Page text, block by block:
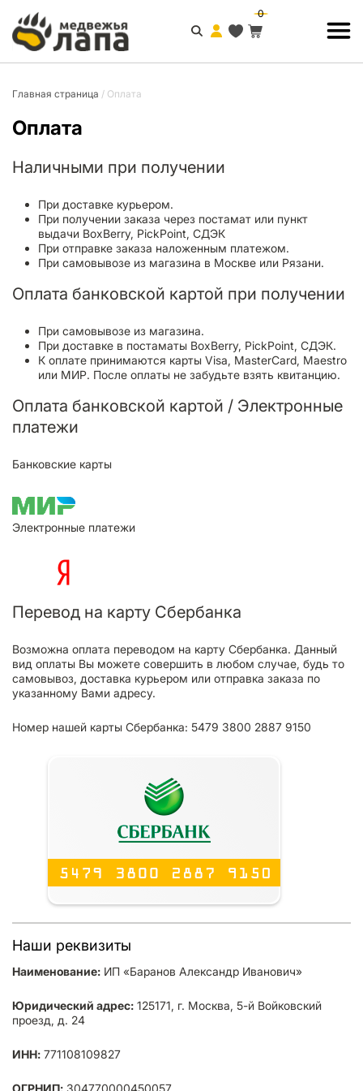
0
Главная страница / Оплата
Оплата
Наличными при получении
При доставке курьером.
При получении заказа через постамат или пункт
выдачи BoxBerry, PickPoint, СДЭК
При отправке заказа наложенным платежом.
При самовывозе из магазина в Москве или Рязани.
Оплата банковской картой при получении
При самовывозе из магазина.
При доставке в постаматы BoxBerry, PickPoint, СДЭК.
К оплате принимаются карты Visa, MasterCard, Maestro
или МИР. После оплаты не забудьте взять квитанцию.
Оплата банковской картой / Электронные
платежи
Банковские карты
Электронные платежи
Перевод на карту Сбербанка
Возможна оплата переводом на карту Сбербанка. Данный
вид оплаты Вы можете совершить в любом случае, будь то
самовывоз, доставка курьером или отправка заказа по
указанному Вами адресу.
Номер нашей карты Сбербанка: 5479 3800 2887 9150
Наши реквизиты
Наименование: ИП «Баранов Александр Иванович»
Юридический адрес: 125171, г. Москва, 5-й Войковский
проезд, д. 24
ИНН: 771108109827
ОГРНИП: 304770000450057